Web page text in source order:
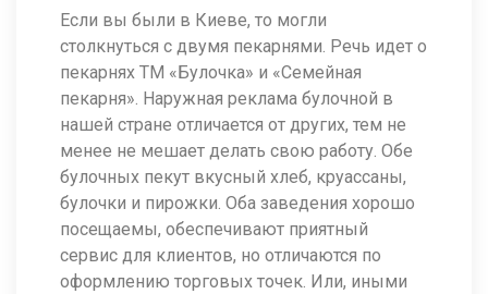
Если вы были в Киеве, то могли
столкнуться с двумя пекарнями. Речь идет о
пекарнях ТМ «Булочка» и «Семейная
пекарня». Наружная реклама булочной в
нашей стране отличается от других, тем не
менее не мешает делать свою работу. Обе
булочных пекут вкусный хлеб, круассаны,
булочки и пирожки. Оба заведения хорошо
посещаемы, обеспечивают приятный
сервис для клиентов, но отличаются по
оформлению торговых точек. Или, иными